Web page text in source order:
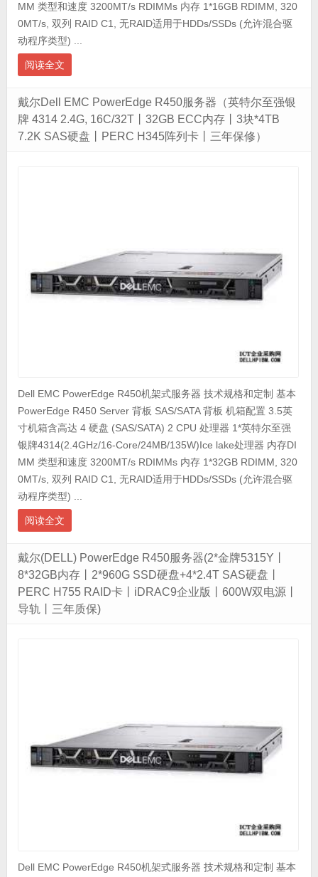
MM 类型和速度 3200MT/s RDIMMs 内存 1*16GB RDIMM, 320
0MT/s, 双列 RAID C1, 无RAID适用于HDDs/SSDs (允许混合驱
动程序类型) ...
阅读全文
戴尔Dell EMC PowerEdge R450服务器（英特尔至强银
牌 4314 2.4G, 16C/32T丨32GB ECC内存丨3块*4TB
7.2K SAS硬盘丨PERC H345阵列卡丨三年保修）
Dell EMC PowerEdge R450机架式服务器 技术规格和定制 基本
PowerEdge R450 Server 背板 SAS/SATA 背板 机箱配置 3.5英
寸机箱含高达 4 硬盘 (SAS/SATA) 2 CPU 处理器 1*英特尔至强
银牌4314(2.4GHz/16-Core/24MB/135W)Ice lake处理器 内存DI
MM 类型和速度 3200MT/s RDIMMs 内存 1*32GB RDIMM, 320
0MT/s, 双列 RAID C1, 无RAID适用于HDDs/SSDs (允许混合驱
动程序类型) ...
阅读全文
戴尔(DELL) PowerEdge R450服务器(2*金牌5315Y丨
8*32GB内存丨2*960G SSD硬盘+4*2.4T SAS硬盘丨
PERC H755 RAID卡丨iDRAC9企业版丨600W双电源丨
导轨丨三年质保)
Dell EMC PowerEdge R450机架式服务器 技术规格和定制 基本